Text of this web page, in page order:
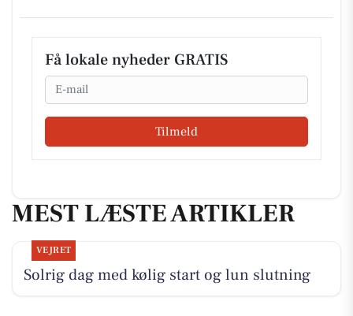
Få lokale nyheder GRATIS
Email
Tilmeld
MEST LÆSTE ARTIKLER
VEJRET
Solrig dag med kølig start og lun slutning